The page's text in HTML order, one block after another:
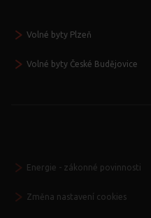
Volné byty Plzeň
Volné byty České Budějovice
Energie - zákonné povinnosti
Změna nastavení cookies